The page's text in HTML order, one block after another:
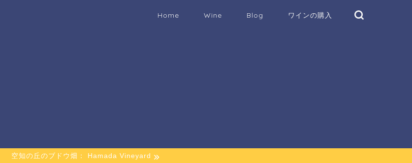
Home Wine Blog ワインの購入
空知の丘のブドウ畑： Hamada Vineyard